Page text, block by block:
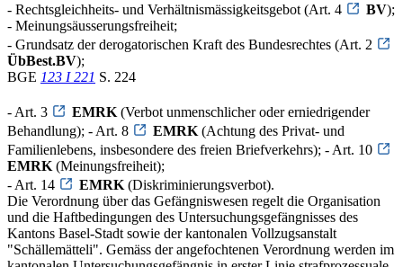
- Rechtsgleichheits- und Verhältnismässigkeitsgebot (Art. 4
BV);
- Meinungsäusserungsfreiheit;
- Grundsatz der derogatorischen Kraft des Bundesrechtes (Art. 2
ÜbBest.BV);
BGE 123 I 221 S. 224
- Art. 3 EMRK (Verbot unmenschlicher oder erniedrigender
Behandlung); - Art. 8
EMRK (Achtung des Privat- und
Familienlebens, insbesondere des freien Briefverkehrs); - Art. 10
EMRK (Meinungsfreiheit);
- Art. 14
EMRK (Diskriminierungsverbot).
Die Verordnung über das Gefängniswesen regelt die Organisation
und die Haftbedingungen des Untersuchungsgefängnisses des
Kantons Basel-Stadt sowie der kantonalen Vollzugsanstalt
"Schällemätteli". Gemäss der angefochtenen Verordnung werden im